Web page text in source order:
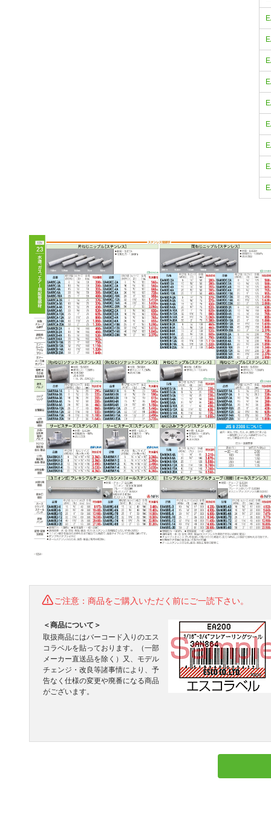
ご注意：商品をご購入いただく前にご一読下さい。
＜商品について＞
取扱商品にはバーコード入りのエス
コラベルを貼っております。（一部
メーカー直送品を除く）又、モデル
チェンジ・改良等諸事情により、予
告なく仕様の変更や廃番になる商品
がございます。